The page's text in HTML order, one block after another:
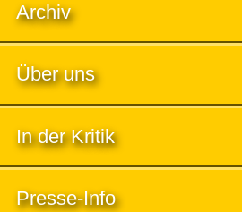
Archiv
Über uns
In der Kritik
Presse-Info